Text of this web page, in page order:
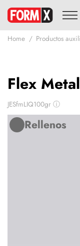
Home Productos
Flex
JESfmLIQ100gr ⓘ
Rellenos